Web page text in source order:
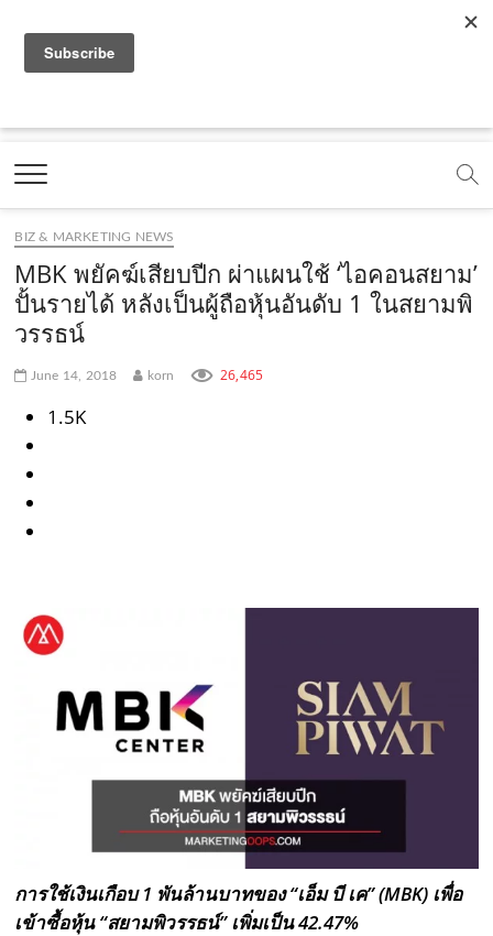
a
e
b
o
o
k
.
c
o
o
t
b
e
.
c
o
m
.
o
e
m
e
t
g
r
a
.
t
k
c
m
Marketing Oops!
DIGITAL | CREATIVE | ADVERTISING | CAMPAIGN |
BIZ & MARKETING NEWS
MBK พยัคฆ์เสียบปีก ผ่าแผนใช้ ‘ไอคอนสยาม’
ปั้นรายได้ หลังเป็นผู้ถือหุ้นอันดับ 1 ในสยามพิ
วรรธน์
June 14, 2018 korn 26,465
1.5K
การใช้เงินเกือบ 1 พันล้านบาทของ “เอ็ม บี เค” (MBK) เพื่อ
เข้าซื้อหุ้น “สยามพิวรรธน์” เพิ่มเป็น 42.47%